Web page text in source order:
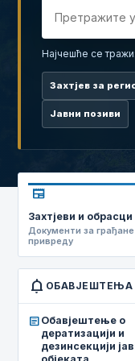
Најчешће се тражи:
Захтјев за
Јавни позиви
newspaper
Захтјеви и обрасци
Документи за грађане
привреду
notifications ОБАВЈЕШТЕЊА
article Обавјештење о
дератизацији и
дезинсекцији